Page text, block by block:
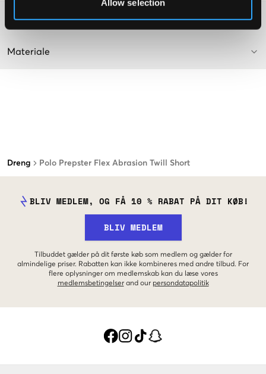
Allow selection
Dreng Polo Prepster Flex Abrasion Twill Short
Washing advice
Materiale
BLIV MEDLEM, OG FÅ 10 % RABAT PÅ DIT KØB!
BLIV MEDLEM
Tilbuddet gælder på dit første køb som medlem og gælder for
almindelige priser. Rabatten kan ikke kombineres med andre tilbud. For
flere oplysninger om medlemskab kan du læse vores
medlemsbetingelser and our persondatapolitik